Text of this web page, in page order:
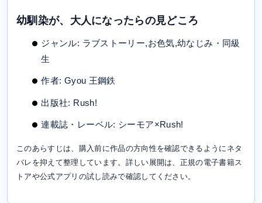
幼馴染が、大人になったらの見どころ
ジャンル: ラブストーリー,お色気,幼なじみ・同級
生
作者: Gyou 王鋼鉄
出版社: Rush!
連載誌・レーベル: シーモア×Rush!
このあらすじは、購入前に作品の方向性を確認できるようにネタ
バレを抑えて整理しています。詳しい展開は、正規の電子書籍ス
トアや公式アプリの試し読みで確認してください。